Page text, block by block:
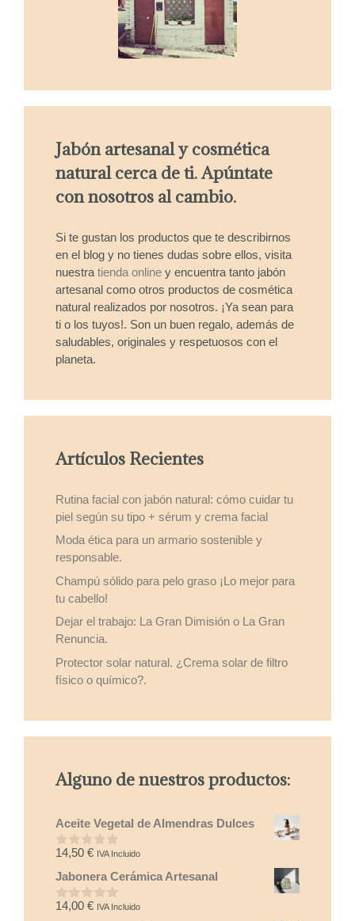
Jabón artesanal y cosmética
natural cerca de ti. Apúntate
con nosotros al cambio.
Si te gustan los productos que te describirnos
en el blog y no tienes dudas sobre ellos, visita
nuestra tienda online y encuentra tanto jabón
artesanal como otros productos de cosmética
natural realizados por nosotros. ¡Ya sean para
ti o los tuyos!. Son un buen regalo, además de
saludables, originales y respetuosos con el
planeta.
Artículos Recientes
Rutina facial con jabón natural: cómo cuidar tu
piel según su tipo + sérum y crema facial
Moda ética para un armario sostenible y
responsable.
Champú sólido para pelo graso ¡Lo mejor para
tu cabello!
Dejar el trabajo: La Gran Dimisión o La Gran
Renuncia.
Protector solar natural. ¿Crema solar de filtro
físico o químico?.
Alguno de nuestros productos:
Aceite Vegetal de Almendras Dulces
0
e
5
14,50 € IVA Incluido
Jabonera Cerámica Artesanal
0
14,00 € IVA Incluido